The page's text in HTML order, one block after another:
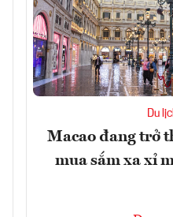
Du
Macao đang trở
mua sắm xa xỉ